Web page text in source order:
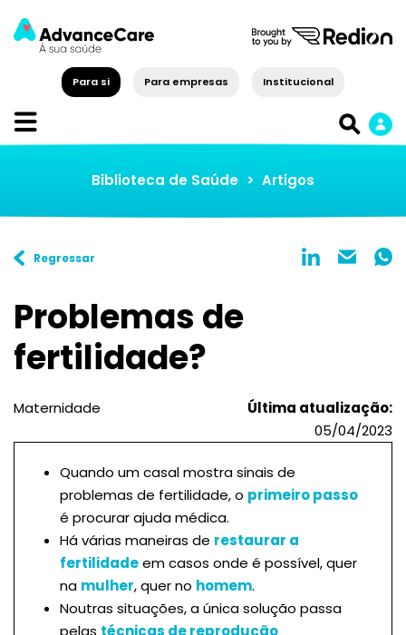
Para si Para empresas Institucional
Biblioteca de Saúde > Artigos
Regressar
Problemas de
fertilidade?
Maternidade
Última atualização:
05/04/2023
Quando um casal mostra sinais de
problemas de fertilidade, o primeiro passo
é procurar ajuda médica.
Há várias maneiras de restaurar a
fertilidadeem casos onde é possível, quer
na mulher, quer no homem.
Noutras situações, a única solução passa
pelas técnicas de reprodução